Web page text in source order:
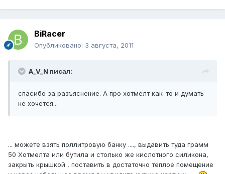
BiRacer
Опубликовано: 3 августа, 2011
A_V_N писал:
спасибо за разъяснение. А про хотмелт как-то и думать
не хочется...
... можете взять поллитровую банку ...., выдавить туда грамм
50 Хотмелта или бутила и столько же кислотного силикона,
закрыть крышкой , поставить в достаточно теплое помещение